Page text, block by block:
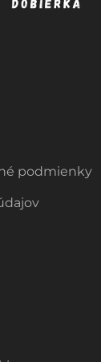
podmienky